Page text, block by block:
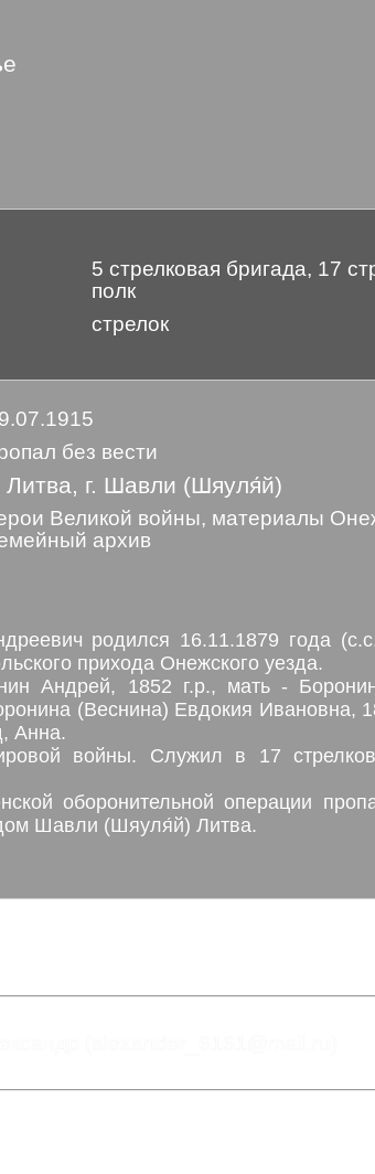
5 стрелковая бригада, 17
полк
стрелок
без вести
Литва, г. Шавли (Шяуля́й)
Великой войны, материалы
архив
родился 16.11.1879 года
прихода Онежского уезда.
Андрей, 1852 г.р., мать -
Анна.
войны. Служил в 17
оборонительной операции
Шавли (Шяуля́й) Литва.